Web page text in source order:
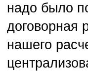
надо было
договорная
нашего